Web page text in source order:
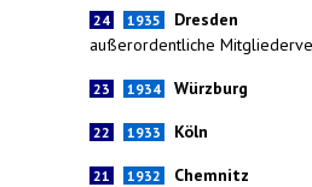
24 1935
Dresden
außerordentliche
23 1934 Würzburg
22 1933 Köln
21 1932 Chemnitz